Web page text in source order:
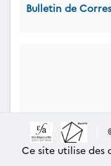
Bulletin de
Ce site utilise des